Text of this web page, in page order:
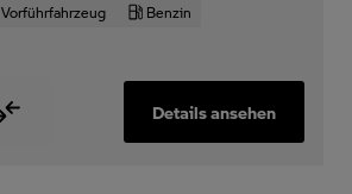
Vorführfahrzeug
Benzin
Details ansehen